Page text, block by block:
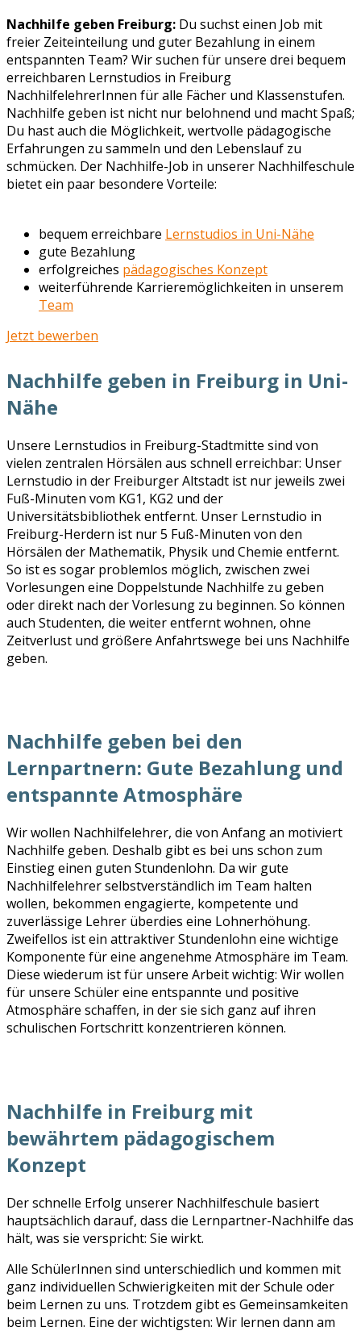
Nachhilfe geben Freiburg: Du suchst einen Job mit
freier Zeiteinteilung und guter Bezahlung in einem
entspannten Team? Wir suchen für unsere drei bequem
erreichbaren Lernstudios in Freiburg
NachhilfelehrerInnen für alle Fächer und Klassenstufen.
Nachhilfe geben ist nicht nur belohnend und macht Spaß;
Du hast auch die Möglichkeit, wertvolle pädagogische
Erfahrungen zu sammeln und den Lebenslauf zu
schmücken. Der Nachhilfe-Job in unserer Nachhilfeschule
bietet ein paar besondere Vorteile:
bequem erreichbare Lernstudios in Uni-Nähe
gute Bezahlung
erfolgreiches pädagogisches Konzept
weiterführende Karrieremöglichkeiten in unserem
Team
Jetzt bewerben
Nachhilfe geben in Freiburg in Uni-
Nähe
Unsere Lernstudios in Freiburg-Stadtmitte sind von
vielen zentralen Hörsälen aus schnell erreichbar: Unser
Lernstudio in der Freiburger Altstadt ist nur jeweils zwei
Fuß-Minuten vom KG1, KG2 und der
Universitätsbibliothek entfernt. Unser Lernstudio in
Freiburg-Herdern ist nur 5 Fuß-Minuten von den
Hörsälen der Mathematik, Physik und Chemie entfernt.
So ist es sogar problemlos möglich, zwischen zwei
Vorlesungen eine Doppelstunde Nachhilfe zu geben
oder direkt nach der Vorlesung zu beginnen. So können
auch Studenten, die weiter entfernt wohnen, ohne
Zeitverlust und größere Anfahrtswege bei uns Nachhilfe
geben.
Nachhilfe geben bei den
Lernpartnern: Gute Bezahlung und
entspannte Atmosphäre
Wir wollen Nachhilfelehrer, die von Anfang an motiviert
Nachhilfe geben. Deshalb gibt es bei uns schon zum
Einstieg einen guten Stundenlohn. Da wir gute
Nachhilfelehrer selbstverständlich im Team halten
wollen, bekommen engagierte, kompetente und
zuverlässige Lehrer überdies eine Lohnerhöhung.
Zweifellos ist ein attraktiver Stundenlohn eine wichtige
Komponente für eine angenehme Atmosphäre im Team.
Diese wiederum ist für unsere Arbeit wichtig: Wir wollen
für unsere Schüler eine entspannte und positive
Atmosphäre schaffen, in der sie sich ganz auf ihren
schulischen Fortschritt konzentrieren können.
Nachhilfe in Freiburg mit
bewährtem pädagogischem
Konzept
Der schnelle Erfolg unserer Nachhilfeschule basiert
hauptsächlich darauf, dass die Lernpartner-Nachhilfe das
hält, was sie verspricht: Sie wirkt.
Alle SchülerInnen sind unterschiedlich und kommen mit
ganz individuellen Schwierigkeiten mit der Schule oder
beim Lernen zu uns. Trotzdem gibt es Gemeinsamkeiten
beim Lernen. Eine der wichtigsten: Wir lernen dann am